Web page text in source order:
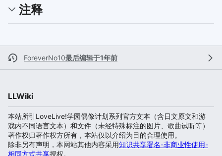
注释
ForeverNo10最后编辑于1年前
LLWiki
本站所引LoveLive!学园偶像计划系列官方文本（含日文原文和游
戏内不同语言文本）和文件（未经特殊标注的图片、歌曲试听等）
著作权归著作权方所有，本站仅以介绍为目的合理使用。
除非另有声明，本网站其他内容采用知识共享署名-非商业性使用-
相同方式共享授权。